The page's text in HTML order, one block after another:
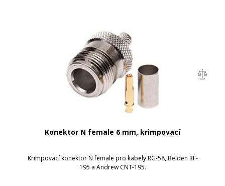
Konektor N female 6 mm, krimpovací
Krimpovací konektor N female pro kabely RG-58, Belden RF-
195 a Andrew CNT-195.